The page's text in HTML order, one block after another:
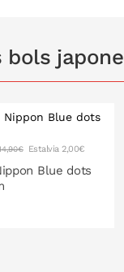
bols
Estalvia 2,00€
Blue dots